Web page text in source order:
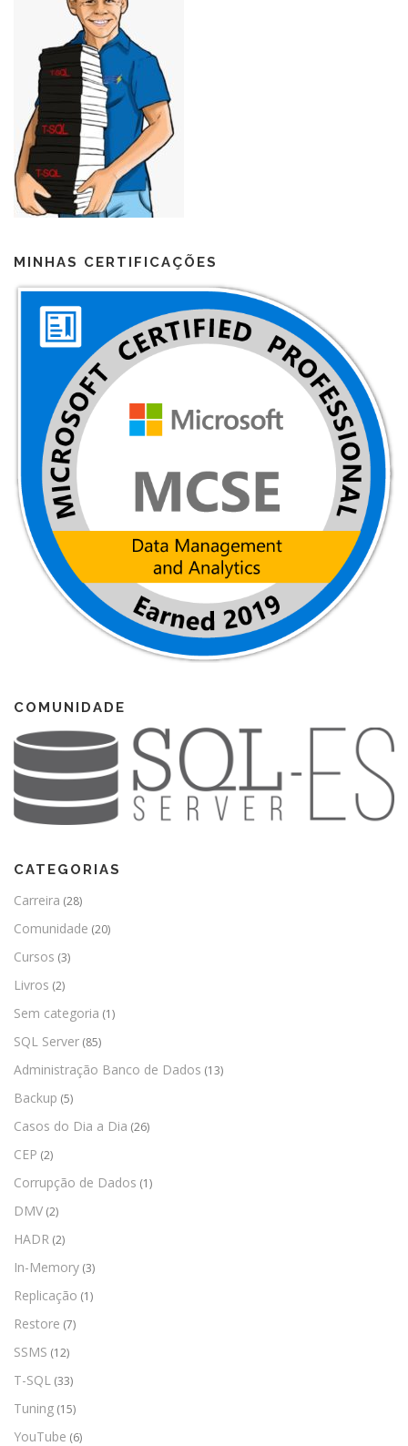
MINHAS CERTIFICAÇÕES
COMUNIDADE
CATEGORIAS
Carreira (28)
Comunidade (20)
Cursos (3)
Livros (2)
Sem categoria (1)
SQL Server (85)
Administração Banco de Dados (13)
Backup (5)
Casos do Dia a Dia (26)
CEP (2)
Corrupção de Dados (1)
DMV (2)
HADR (2)
In-Memory (3)
Replicação (1)
Restore (7)
SSMS (12)
T-SQL (33)
Tuning (15)
YouTube (6)